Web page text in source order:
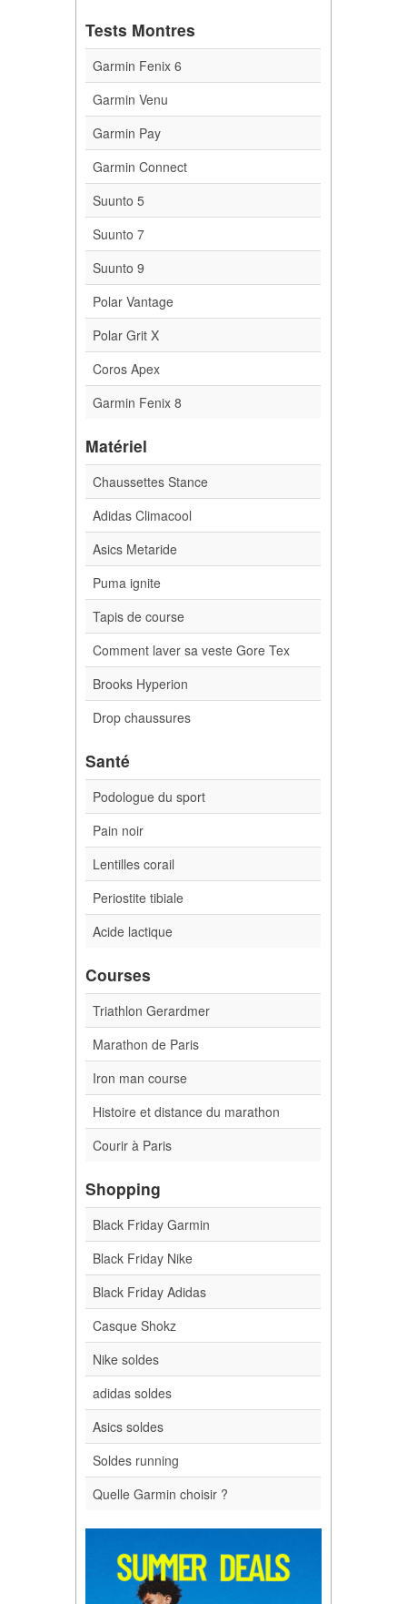
Tests Montres
Garmin Fenix 6
Garmin Venu
Garmin Pay
Garmin Connect
Suunto 5
Suunto 7
Suunto 9
Polar Vantage
Polar Grit X
Coros Apex
Garmin Fenix 8
Matériel
Chaussettes Stance
Adidas Climacool
Asics Metaride
Puma ignite
Tapis de course
Comment laver sa veste Gore Tex
Brooks Hyperion
Drop chaussures
Santé
Podologue du sport
Pain noir
Lentilles corail
Periostite tibiale
Acide lactique
Courses
Triathlon Gerardmer
Marathon de Paris
Iron man course
Histoire et distance du marathon
Courir à Paris
Shopping
Black Friday Garmin
Black Friday Nike
Black Friday Adidas
Casque Shokz
Nike soldes
adidas soldes
Asics soldes
Soldes running
Quelle Garmin choisir ?